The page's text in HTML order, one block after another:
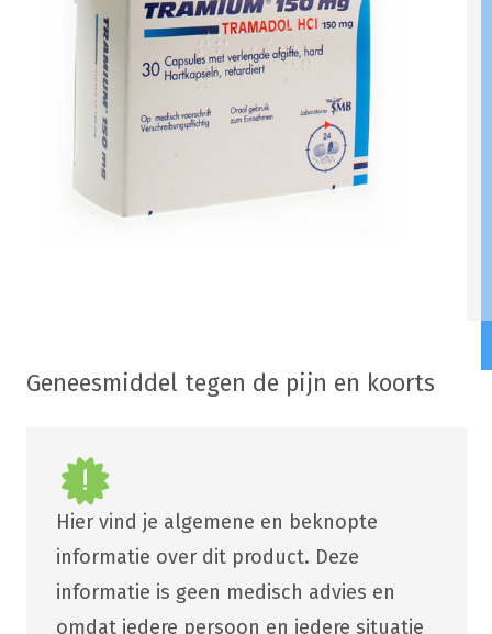
Geneesmiddel tegen de pijn en koorts
Hier vind je algemene en beknopte
informatie over dit product. Deze
informatie is geen medisch advies en
omdat iedere persoon en iedere situatie